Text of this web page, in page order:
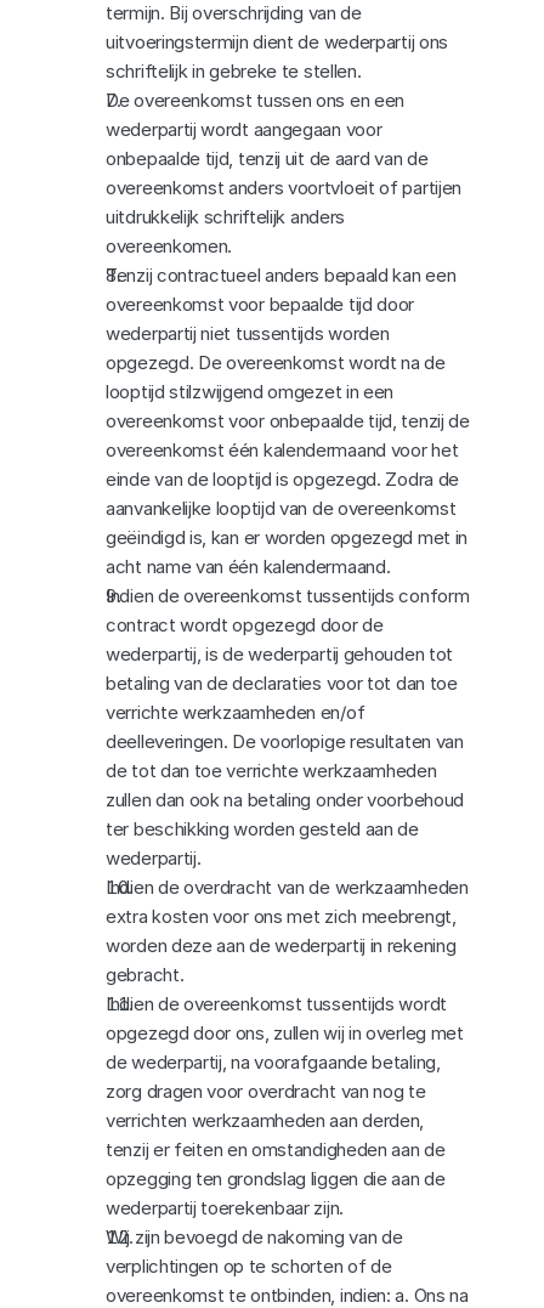
termijn. Bij overschrijding van de
uitvoeringstermijn dient de wederpartij ons
schriftelijk in gebreke te stellen.
De overeenkomst tussen ons en een
wederpartij wordt aangegaan voor
onbepaalde tijd, tenzij uit de aard van de
overeenkomst anders voortvloeit of partijen
uitdrukkelijk schriftelijk anders
overeenkomen.
Tenzij contractueel anders bepaald kan een
overeenkomst voor bepaalde tijd door
wederpartij niet tussentijds worden
opgezegd. De overeenkomst wordt na de
looptijd stilzwijgend omgezet in een
overeenkomst voor onbepaalde tijd, tenzij de
overeenkomst één kalendermaand voor het
einde van de looptijd is opgezegd. Zodra de
aanvankelijke looptijd van de overeenkomst
geëindigd is, kan er worden opgezegd met in
acht name van één kalendermaand.
Indien de overeenkomst tussentijds conform
contract wordt opgezegd door de
wederpartij, is de wederpartij gehouden tot
betaling van de declaraties voor tot dan toe
verrichte werkzaamheden en/of
deelleveringen. De voorlopige resultaten van
de tot dan toe verrichte werkzaamheden
zullen dan ook na betaling onder voorbehoud
ter beschikking worden gesteld aan de
wederpartij.
Indien de overdracht van de werkzaamheden
extra kosten voor ons met zich meebrengt,
worden deze aan de wederpartij in rekening
gebracht.
Indien de overeenkomst tussentijds wordt
opgezegd door ons, zullen wij in overleg met
de wederpartij, na voorafgaande betaling,
zorg dragen voor overdracht van nog te
verrichten werkzaamheden aan derden,
tenzij er feiten en omstandigheden aan de
opzegging ten grondslag liggen die aan de
wederpartij toerekenbaar zijn.
Wij zijn bevoegd de nakoming van de
verplichtingen op te schorten of de
overeenkomst te ontbinden, indien: a. Ons na